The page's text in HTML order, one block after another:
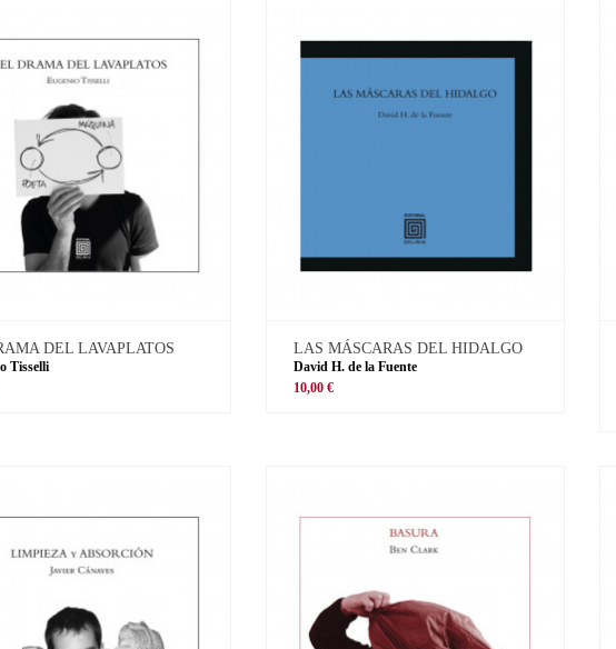
DEL LAVAPLATOS
Tisselli
LAS MÁSCARAS DEL HIDALGO
David H. de la Fuente
10,00 €